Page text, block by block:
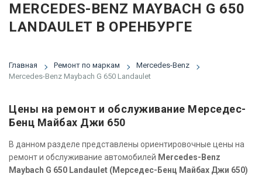
MERCEDES-BENZ MAYBACH G 650
LANDAULET В ОРЕНБУРГЕ
Главная Ремонт по маркам
Mercedes-Benz
Mercedes-Benz Maybach G 650 Landaulet
Цены на ремонт и обслуживание Мерседес-
Бенц Майбах Джи 650
В данном разделе представлены ориентировочные цены на
ремонт и обслуживание автомобилей Mercedes-Benz
Maybach G 650 Landaulet (Мерседес-Бенц Майбах Джи 650)